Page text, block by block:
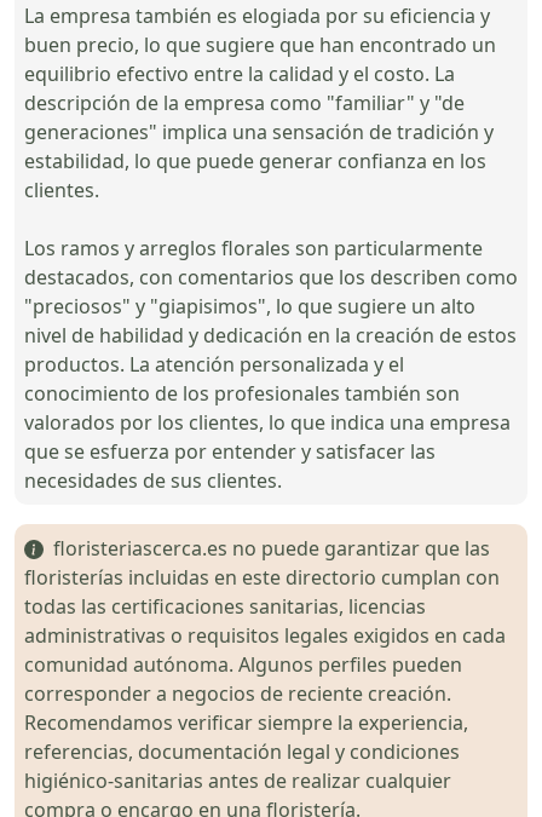
La empresa también es elogiada por su eficiencia y
buen precio, lo que sugiere que han encontrado un
equilibrio efectivo entre la calidad y el costo. La
descripción de la empresa como "familiar" y "de
generaciones" implica una sensación de tradición y
estabilidad, lo que puede generar confianza en los
clientes.
Los ramos y arreglos florales son particularmente
destacados, con comentarios que los describen como
"preciosos" y "giapisimos", lo que sugiere un alto
nivel de habilidad y dedicación en la creación de estos
productos. La atención personalizada y el
conocimiento de los profesionales también son
valorados por los clientes, lo que indica una empresa
que se esfuerza por entender y satisfacer las
necesidades de sus clientes.
floristeriascerca.es no puede garantizar que las
floristerías incluidas en este directorio cumplan con
todas las certificaciones sanitarias, licencias
administrativas o requisitos legales exigidos en cada
comunidad autónoma. Algunos perfiles pueden
corresponder a negocios de reciente creación.
Recomendamos verificar siempre la experiencia,
referencias, documentación legal y condiciones
higiénico-sanitarias antes de realizar cualquier
compra o encargo en una floristería.